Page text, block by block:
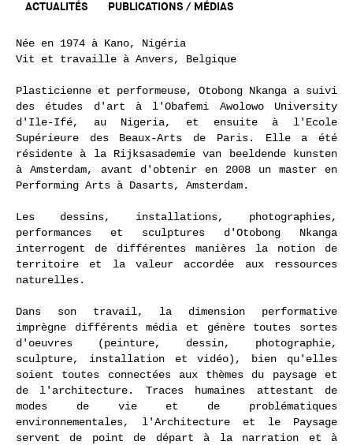
ACTUALITÉS
PUBLICATIONS / MÉDIAS
Née en 1974 à Kano, Nigéria
Vit et travaille à Anvers, Belgique
Plasticienne et performeuse, Otobong Nkanga a suivi
des études d'art à l'Obafemi Awolowo University
d'Ile-Ifé, au Nigeria, et ensuite à l'Ecole
Supérieure des Beaux-Arts de Paris. Elle a été
résidente à la Rijksasademie van beeldende kunsten
à Amsterdam, avant d'obtenir en 2008 un master en
Performing Arts à Dasarts, Amsterdam.
Les dessins, installations, photographies,
performances et sculptures d'Otobong Nkanga
interrogent de différentes manières la notion de
territoire et la valeur accordée aux ressources
naturelles.
Dans son travail, la dimension performative
imprègne différents média et génère toutes sortes
d'oeuvres (peinture, dessin, photographie,
sculpture, installation et vidéo), bien qu'elles
soient toutes connectées aux thèmes du paysage et
de l'architecture. Traces humaines attestant de
modes de vie et de problématiques
environnementales, l'Architecture et le Paysage
servent de point de départ à la narration et à